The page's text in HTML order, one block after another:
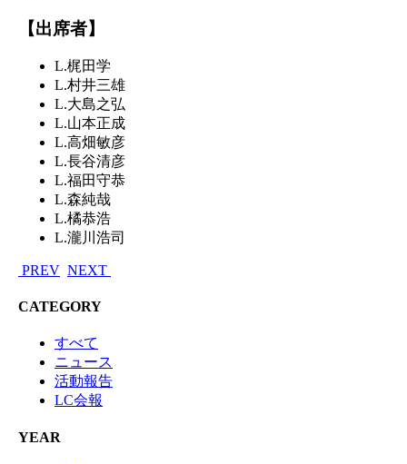
【出席者】
L.梶田学
L.村井三雄
L.大島之弘
L.山本正成
L.高畑敏彦
L.長谷清彦
L.福田守恭
L.森純哉
L.橘恭浩
L.瀧川浩司
PREV NEXT
CATEGORY
すべて
ニュース
活動報告
LC会報
YEAR